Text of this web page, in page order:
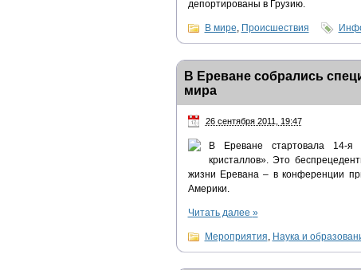
депортированы в Грузию.
В мире, Происшествия
В Ереване собрались
мира
26 сентября 2011, 19:47
В Ереване стартовала 14-я
кристаллов». Это
жизни Еревана – в конференции
Америки.
Читать далее »
Мероприятия Наука и